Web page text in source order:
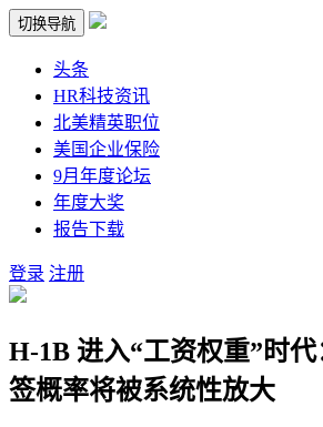
切换导航
头条
HR科技资讯
北美精英职位
美国企业保险
9月年度论坛
年度大奖
报告下载
登录 注册
H-1B 进入“工资权重”时
签概率将被系统性放大